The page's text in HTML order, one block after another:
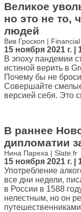
Великое
но это не то,
людей
Вив Гроскоп |
15 ноября 2021 г. |
В эпоху пандемии
истиной верить в
Почему бы не
Совершайте
версией себя. Это
В раннее
дипломатии
Нина Пареха | Slate.fr
15 ноября 2021 г. |
Употребление
все дни недели,
в России в 1588
нелестным, но он